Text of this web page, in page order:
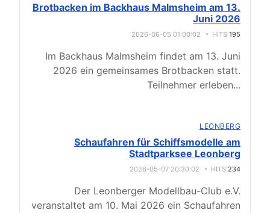
Brotbacken im Backhaus Malmsheim am 13.
Juni 2026
2026-06-05 01:00:02 HITS 195
Im Backhaus Malmsheim findet am 13. Juni
2026 ein gemeinsames Brotbacken statt.
Teilnehmer erleben...
LEONBERG
Schaufahren für Schiffsmodelle am
Stadtparksee Leonberg
2026-05-07 20:30:02 HITS 234
Der Leonberger Modellbau-Club e.V.
veranstaltet am 10. Mai 2026 ein Schaufahren